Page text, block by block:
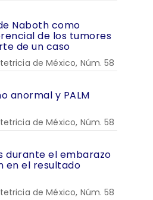
Naboth como
de los tumores
de un caso
de México, Núm. 58
anormal y PALM
de México, Núm. 58
durante el embarazo
en el resultado
de México, Núm. 58